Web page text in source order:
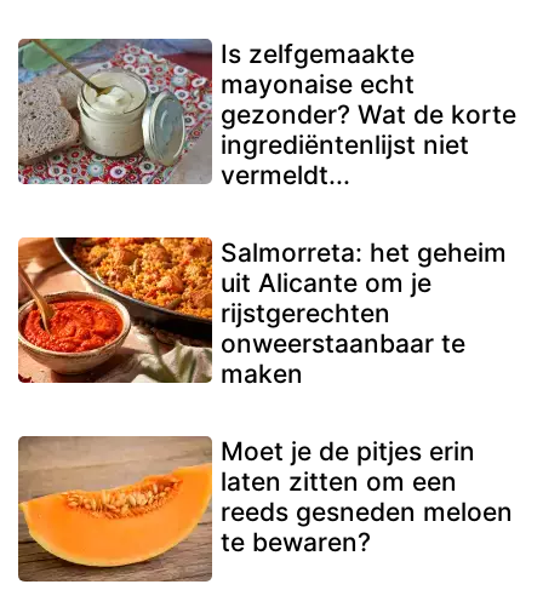
Is zelfgemaakte
mayonaise echt
gezonder? Wat de korte
ingrediëntenlijst niet
vermeldt...
Salmorreta: het geheim
uit Alicante om je
rijstgerechten
onweerstaanbaar te
maken
Moet je de pitjes erin
laten zitten om een
reeds gesneden meloen
te bewaren?